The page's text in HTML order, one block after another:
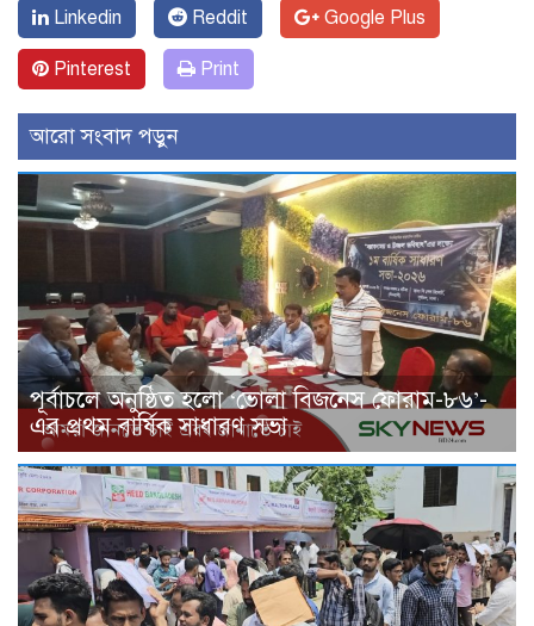
Linkedin Reddit Google Plus
Pinterest Print
আরো সংবাদ পড়ুন
পূর্বাচলে অনুষ্ঠিত হলো ‘ভোলা বিজনেস ফোরাম-৮৬’-
এর প্রথম বার্ষিক সাধারণ সভা